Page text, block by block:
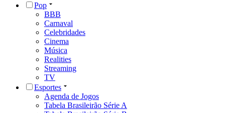
Pop
BBB
Carnaval
Celebridades
Cinema
Música
Realities
Streaming
TV
Esportes
Agenda de Jogos
Tabela Brasileirão Série A